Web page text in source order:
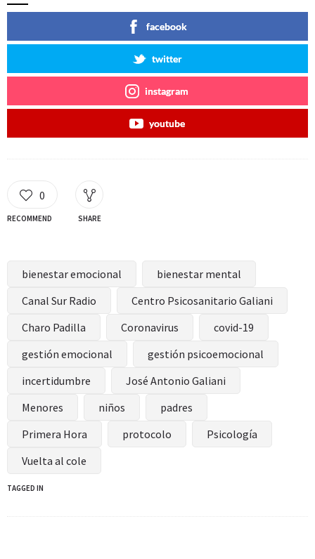
facebook
twitter
instagram
youtube
0
RECOMMEND SHARE
bienestar emocional
bienestar mental
Canal Sur Radio
Centro Psicosanitario Galiani
Charo Padilla
Coronavirus
covid-19
gestión emocional
gestión psicoemocional
incertidumbre
José Antonio Galiani
Menores
niños
padres
Primera Hora
protocolo
Psicología
Vuelta al cole
TAGGED IN